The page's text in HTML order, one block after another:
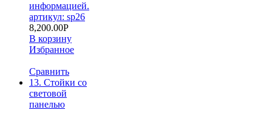
информацией.
артикул: sp26
8,200.00Р
В корзину
Избранное
Сравнить
13. Стойки со
световой
панелью